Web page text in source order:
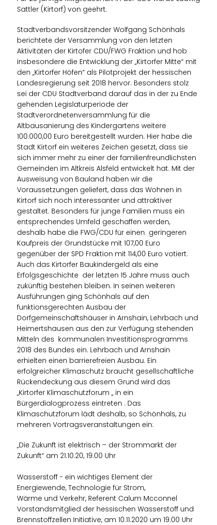
Sattler (Kirtorf) von geehrt.
Stadtverbandsvorsitzender Wolfgang Schönhals
berichtete der Versammlung von den letzten
Aktivitäten der Kirtofer CDU/FWG Fraktion und hob
insbesondere die Entwicklung der „Kirtorfer Mitte“ mit
den „Kirtorfer Höfen“ als Pilotprojekt der hessischen
Landesregierung seit 2018 hervor. Besonders stolz
sei der CDU Stadtverband darauf das in der zu Ende
gehenden Legislaturperiode der
Stadtverordnetenversammlung für die
Altbausanierung des Kindergartens weitere
100.000,00 Euro bereitgestellt wurden. Hier habe die
Stadt Kirtorf ein weiteres Zeichen gesetzt, dass sie
sich immer mehr zu einer der familienfreundlichsten
Gemeinden im Altkreis Alsfeld entwickelt hat. Mit der
Ausweisung von Bauland haben wir die
Voraussetzungen geliefert, dass das Wohnen in
Kirtorf sich noch interessanter und attraktiver
gestaltet. Besonders für junge Familien muss ein
entsprechendes Umfeld geschaffen werden,
deshalb habe die FWG/CDU für einen geringeren
Kaufpreis der Grundstücke mit 107,00 Euro
gegenüber der SPD Fraktion mit 114,00 Euro votiert.
Auch das Kirtorfer Baukindergeld als eine
Erfolgsgeschichte der letzten 15 Jahre muss auch
zukünftig bestehen bleiben. In seinen weiteren
Ausführungen ging Schönhals auf den
funktionsgerechten Ausbau der
Dorfgemeinschaftshäuser in Arnshain, Lehrbach und
Heimertshausen aus den zur Verfügung stehenden
Mitteln des kommunalen Investitionsprogramms
2018 des Bundes ein. Lehrbach und Arnshain
erhielten einen barrierefreien Ausbau. Ein
erfolgreicher Klimaschutz braucht gesellschaftliche
Rückendeckung aus diesem Grund wird das
Kirtorfer Klimaschutzforum „ in ein
Bürgerdialogprozess eintreten . Das
Klimaschutzforum lädt deshalb, so Schönhals, zu
mehreren Vortragsveranstaltungen ein:
Die Zukunft ist elektrisch – der Strommarkt der
Zukunft“ am 21.10.20, 19.00 Uhr
Wasserstoff - ein wichtiges Element der
Energiewende, Technologie für Strom,
Wärme und Verkehr, Referent Calum Mcconnel
Vorstandsmitglied der hessischen Wasserstoff und
Brennstoffzellen Initiative, am 10.11.2020 um 19.00 Uhr